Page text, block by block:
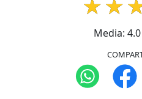
Media: 4.0